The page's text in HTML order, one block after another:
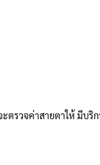
รวจค่าสายตาให้ มีบ